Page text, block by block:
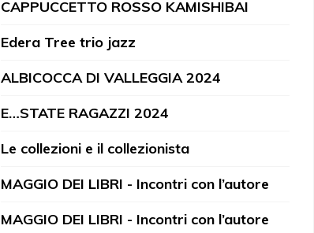
CAPPUCCETTO ROSSO KAMISHIBAI
Edera Tree trio jazz
ALBICOCCA DI VALLEGGIA 2024
E…STATE RAGAZZI 2024
Le collezioni e il collezionista
MAGGIO DEI LIBRI - Incontri con l’autore
MAGGIO DEI LIBRI - Incontri con l’autore